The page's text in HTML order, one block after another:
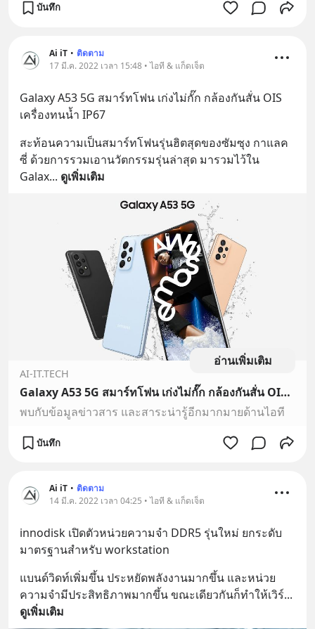
บันทึก
Ai iT • ติดตาม
17 มี.ค. 2022 เวลา 15:48 • ไอที & แก็ดเจ็ต
Galaxy A53 5G สมาร์ทโฟน เก่งไม่กั๊ก กล้องกันสั่น OIS
เครื่องทนน้ำ IP67
สะท้อนความเป็นสมาร์ทโฟนรุ่นฮิตสุดของซัมซุง กาแลค
ซี่ ด้วยการรวมเอานวัตกรรมรุ่นล่าสุด มารวมไว้ใน
Galax... ดูเพิ่มเติม
อ่านเพิ่มเติม
AI-IT.TECH
Galaxy A53 5G สมาร์ทโฟน เก่งไม่กั๊ก กล้องกันสั่น OIS เครื่องทนน้ำ IP67
พบกับข้อมูลข่าวสาร และสาระน่ารู้อีกมากมายด้านไอที
บันทึก
Ai iT • ติดตาม
14 มี.ค. 2022 เวลา 04:25 • ไอที & แก็ดเจ็ต
innodisk เปิดตัวหน่วยความจำ DDR5 รุ่นใหม่ ยกระดับ
มาตรฐานสำหรับ workstation
แบนด์วิดท์เพิ่มขึ้น ประหยัดพลังงานมากขึ้น และหน่วย
ความจำมีประสิทธิภาพมากขึ้น ขณะเดียวกันก็ทำให้เวิร์...
ดูเพิ่มเติม